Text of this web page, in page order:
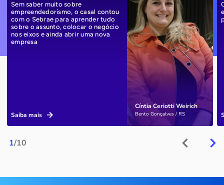
1/10
Cíntia Ceriotti Weirich
Bento Gonçalves / RS
Sem saber muito sobre
empreendedorismo, o casal contou
com o Sebrae para aprender tudo
sobre o assunto, colocar o negócio
nos eixos e ainda abrir uma nova
empresa
Saiba mais